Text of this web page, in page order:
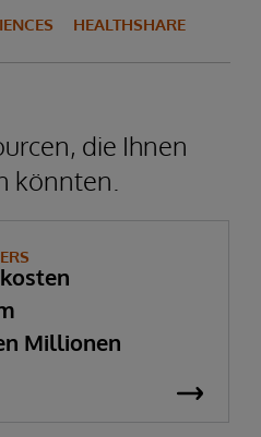
HEALTHSHARE
die Ihnen
könnten.
Millionen